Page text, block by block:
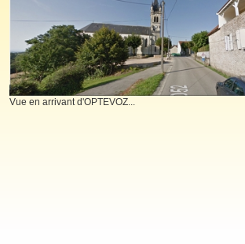
Vue en arrivant d'OPTEVOZ...